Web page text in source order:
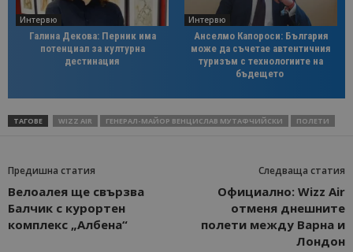
Интервю
Галина Декова: Перник има
потенциал за културна
дестинация
Интервю
Анселмо Капороси: България
може да съчетае автентичния
туризъм с технологиите на
бъдещето
ТАГОВЕ WIZZ AIR ГЕНЕРАЛ-МАЙОР ВЕНЦИСЛАВ МУТАФЧИЙСКИ ПОЛЕТИ
Предишна статия
Велоалея ще свързва
Балчик с курортен
комплекс „Албена“
Следваща статия
Официално: Wizz Air
отменя днешните
полети между Варна и
Лондон